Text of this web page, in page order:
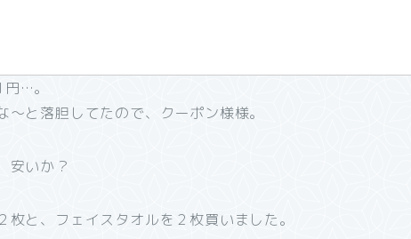
…。
と落胆してたので、クーポン様様。
安いか？
と、フェイスタオルを２枚買いました。